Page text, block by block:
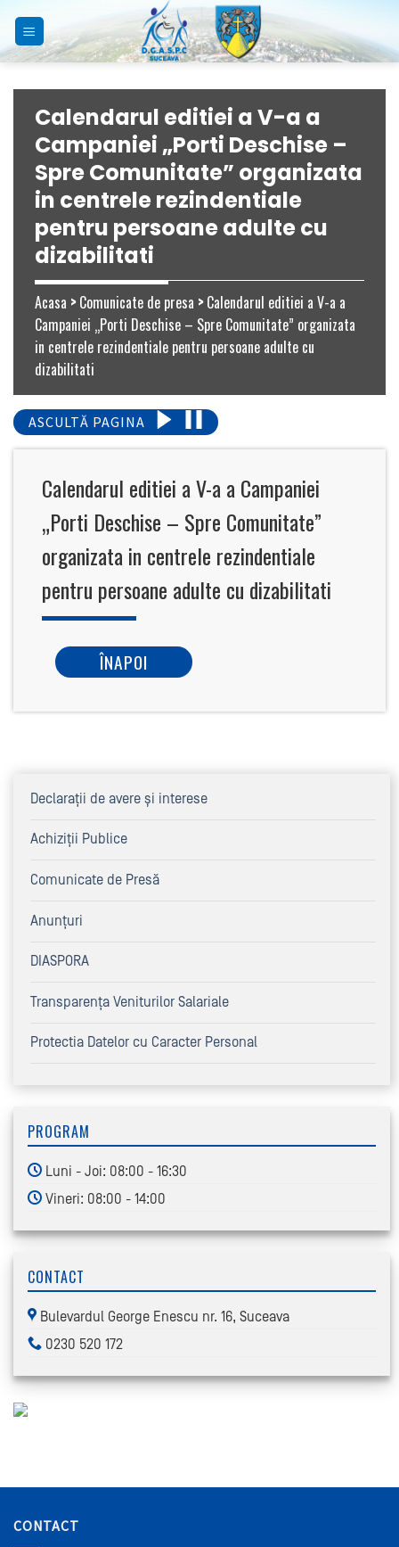
content
Calendarul editiei a V-a a
Campaniei „Porti Deschise –
Spre Comunitate” organizata
in centrele rezindentiale
pentru persoane adulte cu
dizabilitati
Acasa >Comunicate de presa >Calendarul editiei a V-a a
Campaniei „Porti Deschise – Spre Comunitate” organizata
in centrele rezindentiale pentru persoane adulte cu
dizabilitati
ASCULTĂ PAGINA
Calendarul editiei a V-a a Campaniei
„Porti Deschise – Spre Comunitate”
organizata in centrele rezindentiale
pentru persoane adulte cu dizabilitati
ÎNAPOI
Declaraţii de avere şi interese
Achiziţii Publice
Comunicate de Presă
Anunțuri
DIASPORA
Transparența Veniturilor Salariale
Protectia Datelor cu Caracter Personal
PROGRAM
Luni - Joi: 08:00 - 16:30
Vineri: 08:00 - 14:00
CONTACT
Bulevardul George Enescu nr. 16, Suceava
0230 520 172
CONTACT